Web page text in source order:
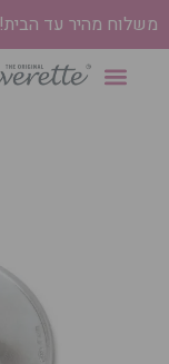
משלוח מהיר עד הבית!